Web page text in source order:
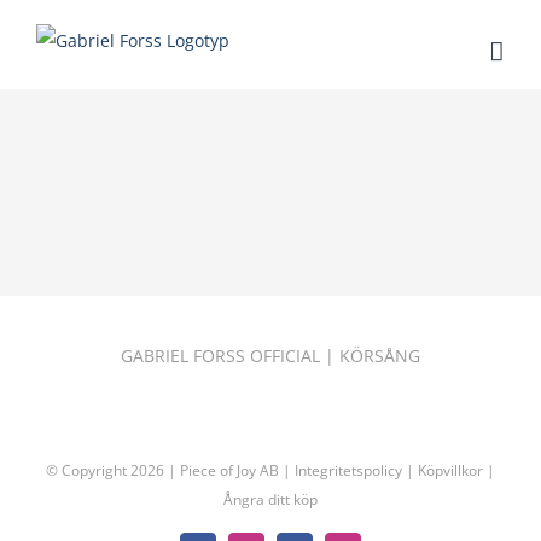
GABRIEL FORSS OFFICIAL | KÖRSÅNG
© Copyright2026 | Piece of Joy AB | Integritetspolicy | Köpvillkor |
Ångra ditt köp